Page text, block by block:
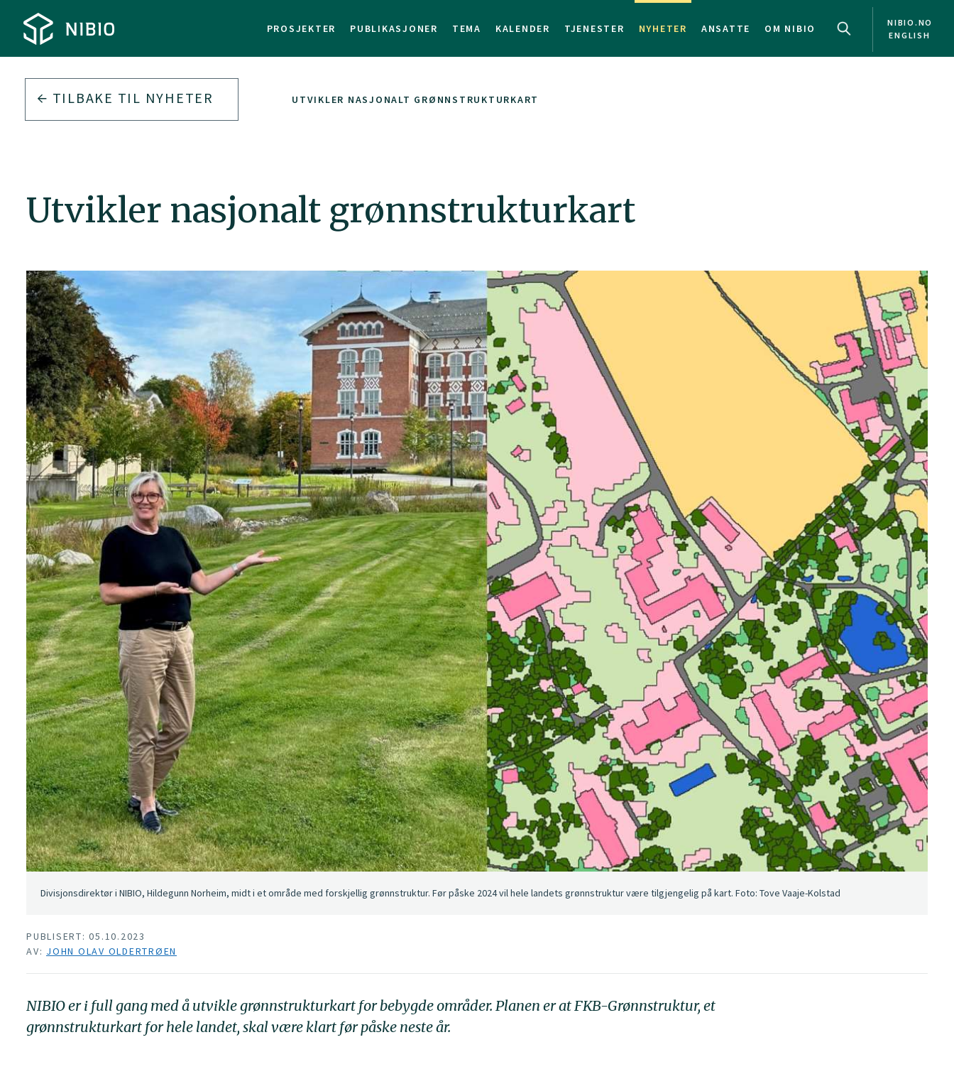
PROSJEKTER PUBLIKASJONER TEMA KALENDER TJENESTER NYHETER ANSATTE OM NIBIO
NIBIO.NO
ENGLISH
TILBAKE TIL NYHETER UTVIKLER NASJONALT GRØNNSTRUKTURKART
Utvikler nasjonalt grønnstrukturkart
Divisjonsdirektør i NIBIO, Hildegunn Norheim, midt i et område med forskjellig grønnstruktur. Før påske 2024 vil hele landets grønnstruktur være tilgjengelig på kart. Foto: Tove Vaaje-Kolstad
PUBLISERT: 05.10.2023
AV: JOHN OLAV OLDERTRØEN
NIBIO er i full gang med å utvikle grønnstrukturkart for bebygde områder. Planen er at FKB-Grønnstruktur, et
grønnstrukturkart for hele landet, skal være klart før påske neste år.